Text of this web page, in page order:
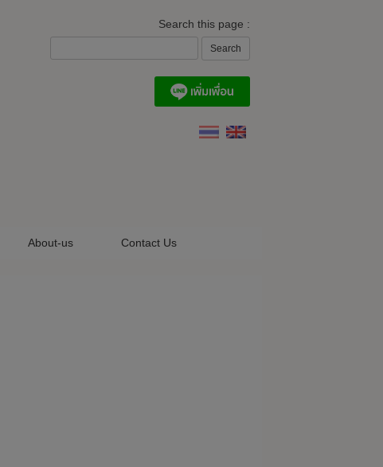
Search this page :
About-us Contact Us